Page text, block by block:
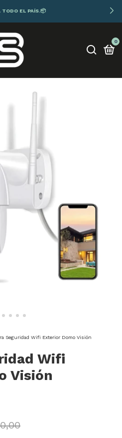
TODO EL PAÍS.📦
0
Seguridad Wifi Exterior Domo Visión
Wifi
Visión